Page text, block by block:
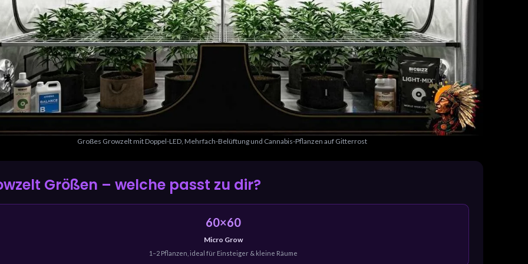
Großes Growzelt mit Doppel-LED, Mehrfach-Belüftung und Cannabis-Pflanzen auf Gitterrost
Größen – welche passt zu dir?
60×60
Micro Grow
1–2 Pflanzen, ideal für Einsteiger & kleine Räume